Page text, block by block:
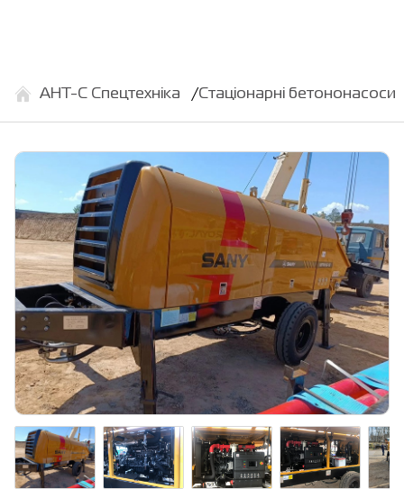
АНТ-С Спецтехніка Стаціонарні бетононасоси